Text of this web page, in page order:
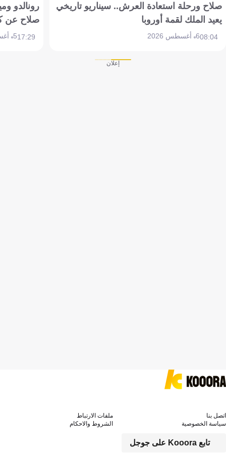
صلاح ورحلة استعادة العرش.. سيناريو تاريخي
يعيد الملك لقمة أوروبا
08:046 أغسطس 2026
رونالدو
صلاح عن
17:295 أغسطس 2026
إعلان
تابع Kooora على جوجل
اتصل بنا
ملفات الارتباط
سياسة الخصوصية
الشروط والاحكام